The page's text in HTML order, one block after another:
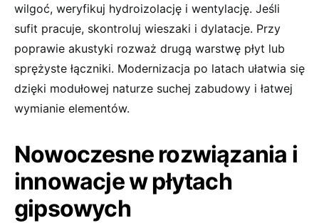
wilgoć, weryfikuj hydroizolację i wentylację. Jeśli
sufit pracuje, skontroluj wieszaki i dylatacje. Przy
poprawie akustyki rozważ drugą warstwę płyt lub
sprężyste łączniki. Modernizacja po latach ułatwia się
dzięki modułowej naturze suchej zabudowy i łatwej
wymianie elementów.
Nowoczesne rozwiązania i
innowacje w płytach
gipsowych